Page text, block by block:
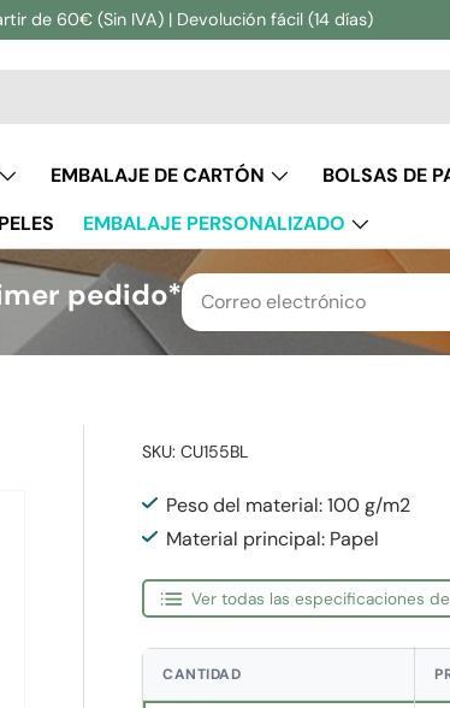
de 60€ (Sin IVA) | Devolución fácil (14 días)
EMBALAJE DE CARTÓN BOLSAS DE
EMBALAJE PERSONALIZADO
pedido*
SKU: CU155BL
Peso del material: 100 g/m2
Material principal: Papel
Ver todas las especificaciones
CANTIDAD